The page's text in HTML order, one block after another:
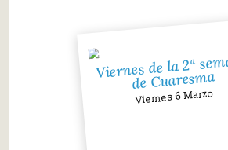
Viernes de la 2ª
de Cuaresma
Viernes 6 Marzo